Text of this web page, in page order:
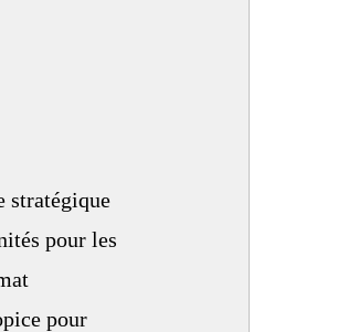
stratégique
pour les
pour